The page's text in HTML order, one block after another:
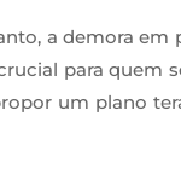
a demora em
para quem
um plano